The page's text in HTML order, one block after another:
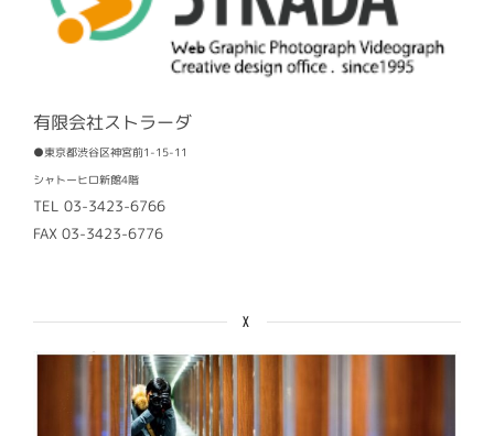
有限会社ストラーダ
●東京都渋谷区神宮前1-15-11
シャトーヒロ新館4階
TEL 03-3423-6766
FAX 03-3423-6776
X